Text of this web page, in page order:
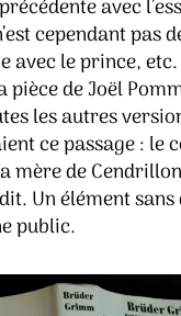
avec
cependant pas
avec le prince,
de Joël
les autres
ce passage : le
mère de
Un élément
public.